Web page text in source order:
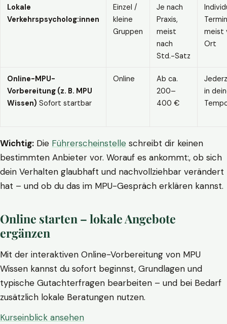
Lokale
Verkehrspsycholog:innen
Einzel /
kleine
Gruppen
Je nach
Praxis,
meist
nach
Std.-Satz
meist
Ort
Online-MPU-
Vorbereitung (z. B. MPU
Wissen) Sofort startbar
Online
Ab ca.
200–
400 €
in
Wichtig: Die Führerscheinstelle schreibt dir keinen
bestimmten Anbieter vor. Worauf es ankommt:, ob sich
dein Verhalten glaubhaft und nachvollziehbar verändert
hat – und ob du das im MPU-Gespräch erklären kannst.
Online starten – lokale Angebote
ergänzen
Mit der interaktiven Online-Vorbereitung von MPU
Wissen kannst du sofort beginnst, Grundlagen und
typische Gutachterfragen bearbeiten – und bei Bedarf
zusätzlich lokale Beratungen nutzen.
Kurseinblick ansehen